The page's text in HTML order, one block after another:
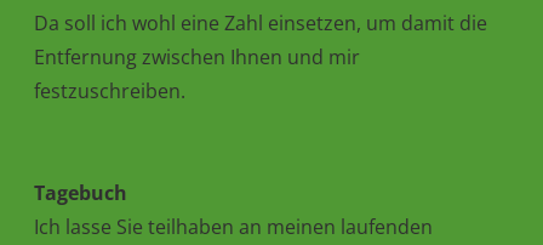
Da soll ich wohl eine Zahl einsetzen, um damit die
Entfernung zwischen Ihnen und mir
festzuschreiben.
Tagebuch
Ich lasse Sie teilhaben an meinen laufenden